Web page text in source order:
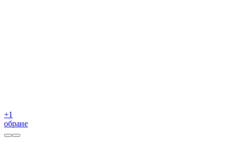
+1
обране